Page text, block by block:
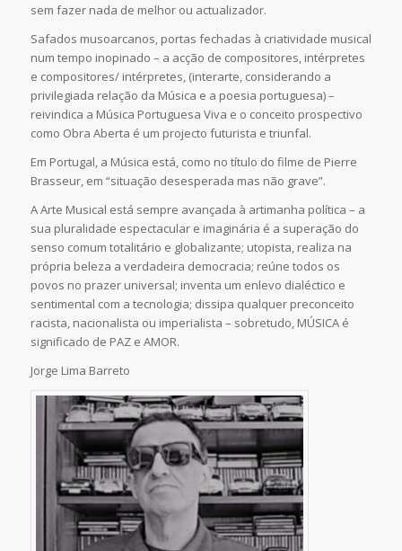
sem fazer nada de melhor ou actualizador.
Safados musoarcanos, portas fechadas à criatividade musical
num tempo inopinado – a acção de compositores, intérpretes
e compositores/ intérpretes, (interarte, considerando a
privilegiada relação da Música e a poesia portuguesa) –
reivindica a Música Portuguesa Viva e o conceito prospectivo
como Obra Aberta é um projecto futurista e triunfal.
Em Portugal, a Música está, como no título do filme de Pierre
Brasseur, em “situação desesperada mas não grave”.
A Arte Musical está sempre avançada à artimanha política – a
sua pluralidade espectacular e imaginária é a superação do
senso comum totalitário e globalizante; utopista, realiza na
própria beleza a verdadeira democracia; reúne todos os
povos no prazer universal; inventa um enlevo dialéctico e
sentimental com a tecnologia; dissipa qualquer preconceito
racista, nacionalista ou imperialista – sobretudo, MÚSICA é
significado de PAZ e AMOR.
Jorge Lima Barreto